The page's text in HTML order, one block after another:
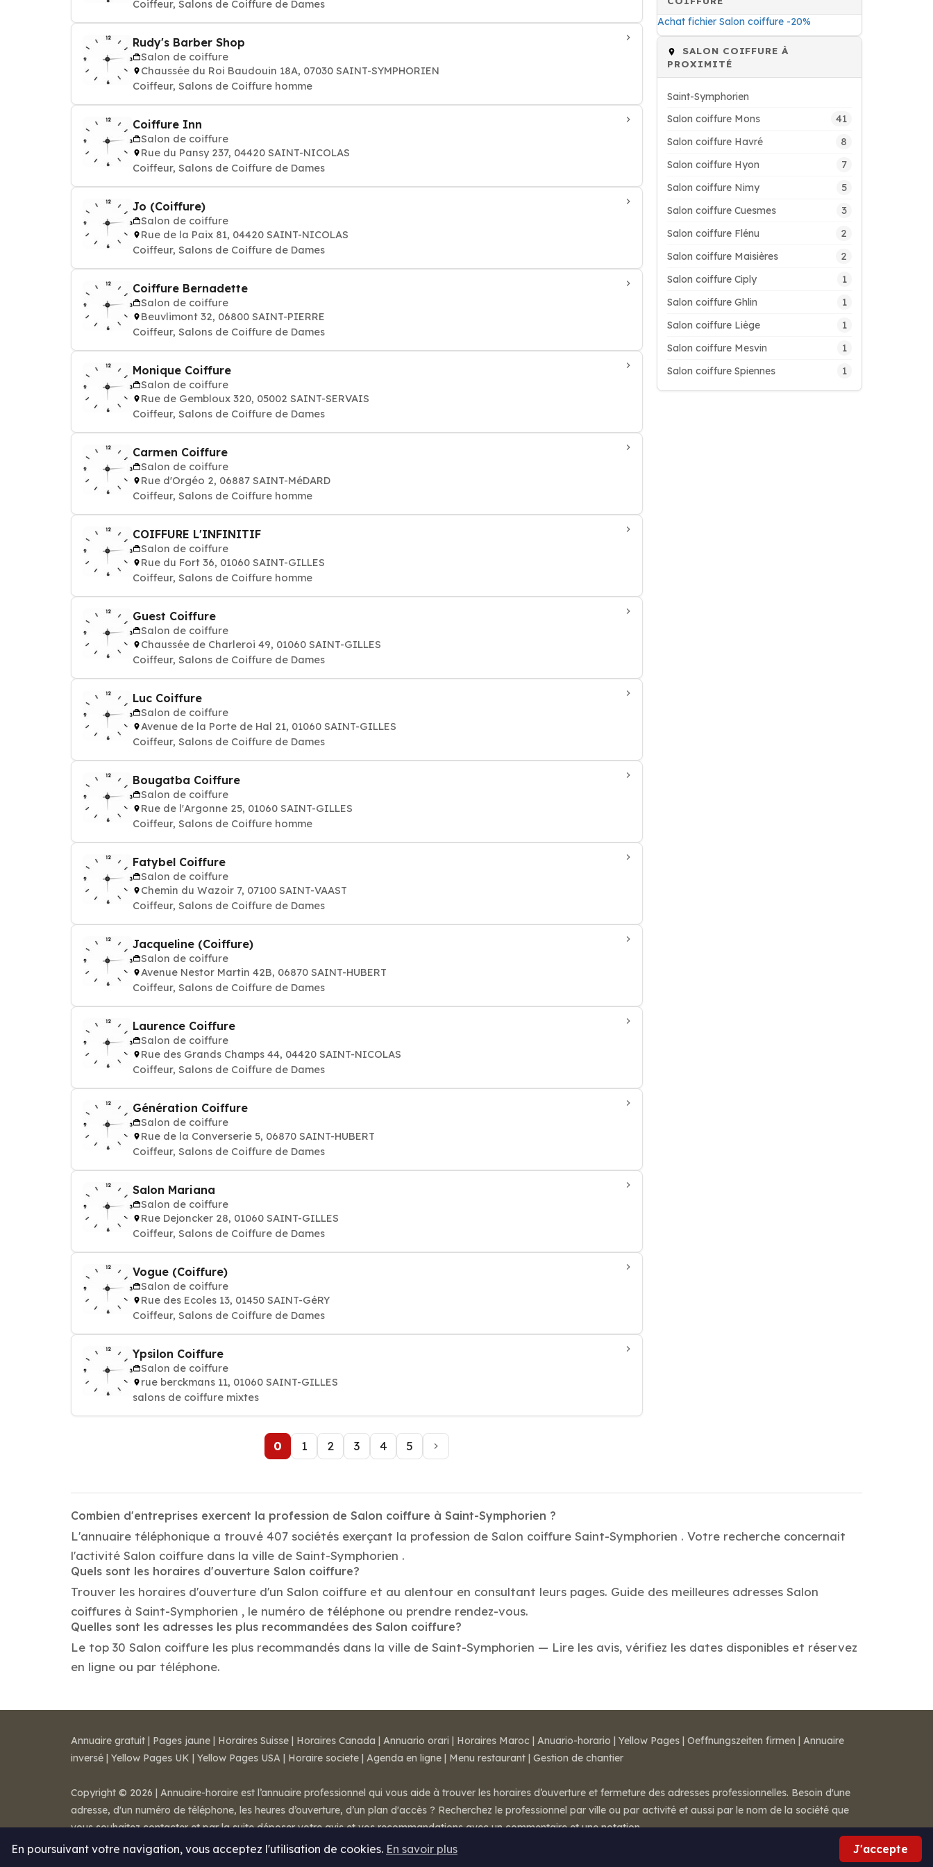
Coiffeur, Salons de Coiffure de Dames
Rudy's Barber Shop
Salon de coiffure
Chaussée du Roi Baudouin 18A, 07030 SAINT-SYMPHORIEN
Coiffeur, Salons de Coiffure homme
Coiffure Inn
Salon de coiffure
Rue du Pansy 237, 04420 SAINT-NICOLAS
Coiffeur, Salons de Coiffure de Dames
Jo (Coiffure)
Salon de coiffure
Rue de la Paix 81, 04420 SAINT-NICOLAS
Coiffeur, Salons de Coiffure de Dames
Coiffure Bernadette
Salon de coiffure
Beuvlimont 32, 06800 SAINT-PIERRE
Coiffeur, Salons de Coiffure de Dames
Monique Coiffure
Salon de coiffure
Rue de Gembloux 320, 05002 SAINT-SERVAIS
Coiffeur, Salons de Coiffure de Dames
Carmen Coiffure
Salon de coiffure
Rue d'Orgéo 2, 06887 SAINT-MéDARD
Coiffeur, Salons de Coiffure homme
COIFFURE L'INFINITIF
Salon de coiffure
Rue du Fort 36, 01060 SAINT-GILLES
Coiffeur, Salons de Coiffure homme
Guest Coiffure
Salon de coiffure
Chaussée de Charleroi 49, 01060 SAINT-GILLES
Coiffeur, Salons de Coiffure de Dames
Luc Coiffure
Salon de coiffure
Avenue de la Porte de Hal 21, 01060 SAINT-GILLES
Coiffeur, Salons de Coiffure de Dames
Bougatba Coiffure
Salon de coiffure
Rue de l'Argonne 25, 01060 SAINT-GILLES
Coiffeur, Salons de Coiffure homme
Fatybel Coiffure
Salon de coiffure
Chemin du Wazoir 7, 07100 SAINT-VAAST
Coiffeur, Salons de Coiffure de Dames
Jacqueline (Coiffure)
Salon de coiffure
Avenue Nestor Martin 42B, 06870 SAINT-HUBERT
Coiffeur, Salons de Coiffure de Dames
Laurence Coiffure
Salon de coiffure
Rue des Grands Champs 44, 04420 SAINT-NICOLAS
Coiffeur, Salons de Coiffure de Dames
Génération Coiffure
Salon de coiffure
Rue de la Converserie 5, 06870 SAINT-HUBERT
Coiffeur, Salons de Coiffure de Dames
Salon Mariana
Salon de coiffure
Rue Dejoncker 28, 01060 SAINT-GILLES
Coiffeur, Salons de Coiffure de Dames
Vogue (Coiffure)
Salon de coiffure
Rue des Ecoles 13, 01450 SAINT-GéRY
Coiffeur, Salons de Coiffure de Dames
Ypsilon Coiffure
Salon de coiffure
rue berckmans 11, 01060 SAINT-GILLES
salons de coiffure mixtes
0 1 2 3 4 5
Achat fichier Salon coiffure -20%
SALON COIFFURE À
PROXIMITÉ
Saint-Symphorien
Salon coiffure Mons
41
Salon coiffure Havré 8
Salon coiffure Hyon 7
Salon coiffure Nimy 5
Salon coiffure Cuesmes 3
Salon coiffure Flénu 2
Salon coiffure Maisières 2
Salon coiffure Ciply 1
Salon coiffure Ghlin 1
Salon coiffure Liège 1
Salon coiffure Mesvin 1
Salon coiffure Spiennes 1
Combien d'entreprises exercent la profession de Salon coiffure à Saint-Symphorien ?
L'annuaire téléphonique a trouvé 407 sociétés exerçant la profession de Salon coiffure Saint-Symphorien . Votre recherche concernait
l'activité Salon coiffure dans la ville de Saint-Symphorien .
Quels sont les horaires d'ouverture Salon coiffure?
Trouver les horaires d'ouverture d'un Salon coiffure et au alentour en consultant leurs pages. Guide des meilleures adresses Salon
coiffures à Saint-Symphorien , le numéro de téléphone ou prendre rendez-vous.
Quelles sont les adresses les plus recommandées des Salon coiffure?
Le top 30 Salon coiffure les plus recommandés dans la ville de Saint-Symphorien — Lire les avis, vérifiez les dates disponibles et réservez
en ligne ou par téléphone.
En poursuivant votre navigation, vous acceptez l'utilisation de cookies. En savoir plus J'accepte
Annuaire gratuit | Pages jaune | Horaires Suisse | Horaires Canada | Annuario orari | Horaires Maroc | Anuario-horario | Yellow Pages | Oeffnungszeiten firmen | Annuaire
inversé | Yellow Pages UK | Yellow Pages USA | Horaire societe | Agenda en ligne | Menu restaurant | Gestion de chantier
Copyright © 2026 | Annuaire-horaire est l’annuaire professionnel qui vous aide à trouver les horaires d’ouverture et fermeture des adresses professionnelles. Besoin d'une
adresse, d'un numéro de téléphone, les heures d’ouverture, d’un plan d'accès ? Recherchez le professionnel par ville ou par activité et aussi par le nom de la société que
vous souhaitez contacter et par la suite déposer votre avis et vos recommandations avec un commentaire et une notation.
Mentions légales-Conditions de ventes- Contact